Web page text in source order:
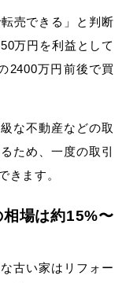
売できる」と判断
万円を利益として
2400万円前後で買
な不動産などの取
ため、一度の取引
きます。
場は約15%〜
古い家はリフォー